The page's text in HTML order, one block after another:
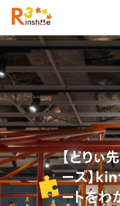
【どりぃ
ーズ】
ートをわ